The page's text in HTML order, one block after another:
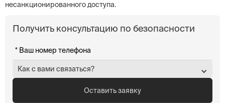
несанкционированного доступа.
Получить консультацию по безопасности
Как с вами связаться?